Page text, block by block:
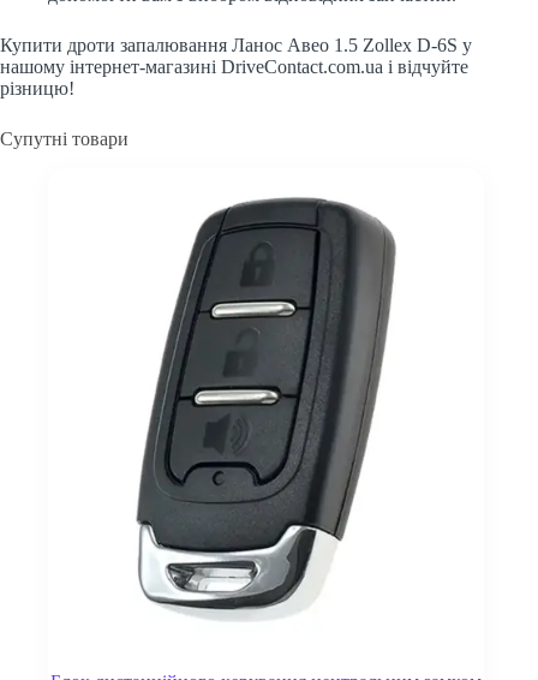
Купити дроти запалювання Ланос Авео 1.5 Zollex D-6S у
нашому інтернет-магазині DriveContact.com.ua і відчуйте
різницю!
Супутні товари